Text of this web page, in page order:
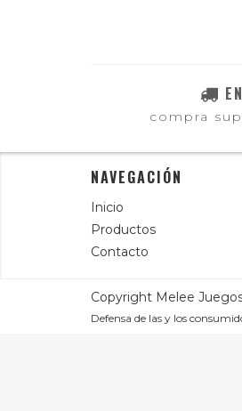
compra
NAVEGACIÓN
Inicio
Productos
Contacto
Copyright Melee
Defensa de las y los